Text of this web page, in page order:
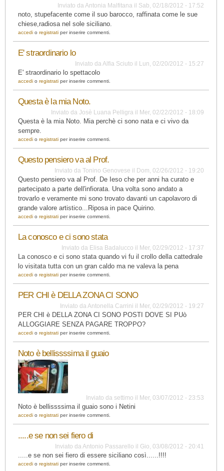
Inviato da Antonia Malfitana il Sab, 02/18/2012 - 17:52
noto, stupefacente come il suo barocco, raffinata come le sue
chiese,radiosa nel sole siciliano.
accedi o registrati per inserire commenti.
E' straordinario lo
Inviato da Alfia Sciuto il Lun, 02/20/2012 - 15:27
E' straordinario lo spettacolo
accedi o registrati per inserire commenti.
Questa è la mia Noto.
Inviato da Josè Luana Pelligra il Mer, 02/22/2012 - 18:09
Questa è la mia Noto. Mia perchè ci sono nata e ci vivo da
sempre.
accedi o registrati per inserire commenti.
Questo pensiero va al Prof.
Inviato da Tonino Genovese il Dom, 02/26/2012 - 19:20
Questo pensiero va al Prof. De Ieso che per anni ha curato e
partecipato a parte dell'infiorata. Una volta sono andato a
trovarlo e veramente mi sono trovato davanti un capolavoro di
grande valore artistico...Riposa in pace Quirino.
accedi o registrati per inserire commenti.
La conosco e ci sono stata
Inviato da Elisa Badalucco il Mer, 02/29/2012 - 17:37
La conosco e ci sono stata quando vi fu il crollo della cattedrale
lo visitata tutta con un gran caldo ma ne valeva la pena
accedi o registrati per inserire commenti.
PER CHI è DELLA ZONA CI SONO
Inviato da Antonella Carrini il Mer, 02/29/2012 - 19:27
PER CHI è DELLA ZONA CI SONO POSTI DOVE SI PUò
ALLOGGIARE SENZA PAGARE TROPPO?
accedi o registrati per inserire commenti.
Noto è bellissssima il guaio
Inviato da settimo il Mer, 03/07/2012 - 23:53
Noto è bellissssima il guaio sono i Netini
accedi o registrati per inserire commenti.
.....e se non sei fiero di
Inviato da Antonio Passarello il Gio, 03/08/2012 - 20:41
.....e se non sei fiero di essere siciliano così......!!!!
accedi o registrati per inserire commenti.